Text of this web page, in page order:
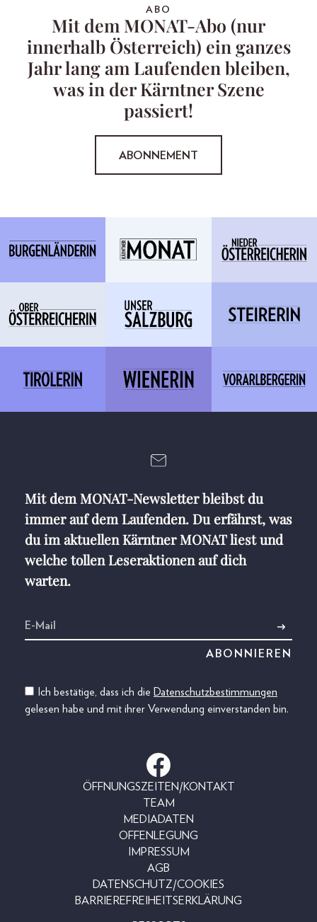
ABO
Mit dem MONAT-Abo (nur
innerhalb Österreich) ein ganzes
Jahr lang am Laufenden bleiben,
was in der Kärntner Szene
passiert!
ABONNEMENT
Mit dem MONAT-Newsletter bleibst du
immer auf dem Laufenden. Du erfährst, was
du im aktuellen Kärntner MONAT liest und
welche tollen Leseraktionen auf dich
warten.
Ich bestätige, dass ich die Datenschutzbestimmungen
gelesen habe und mit ihrer Verwendung einverstanden bin.
ÖFFNUNGSZEITEN/KONTAKT
TEAM
MEDIADATEN
OFFENLEGUNG
IMPRESSUM
AGB
DATENSCHUTZ/COOKIES
BARRIEREFREIHEITSERKLÄRUNG